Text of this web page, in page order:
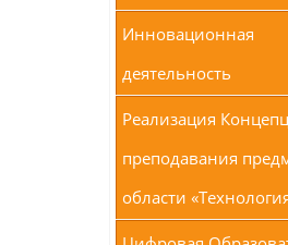
Инновационная
деятельность
Реализация
преподавания
области